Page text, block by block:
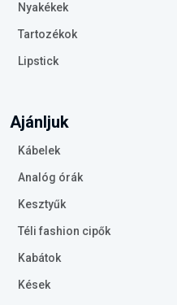
Nyakékek
Tartozékok
Lipstick
Ajánljuk
Kábelek
Analóg órák
Kesztyűk
Téli fashion cipők
Kabátok
Kések